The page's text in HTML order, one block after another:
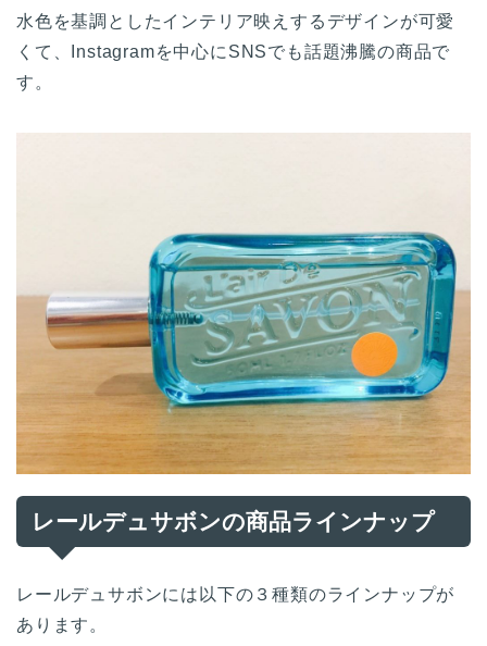
水色を基調としたインテリア映えするデザインが可愛
くて、Instagramを中心にSNSでも話題沸騰の商品で
す。
レールデュサボンの商品ラインナップ
レールデュサボンには以下の３種類のラインナップが
あります。